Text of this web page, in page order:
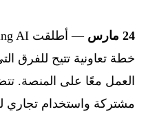
24 مارس
العمل معًا على المنصة.
مشتركة واستخدام تجاري